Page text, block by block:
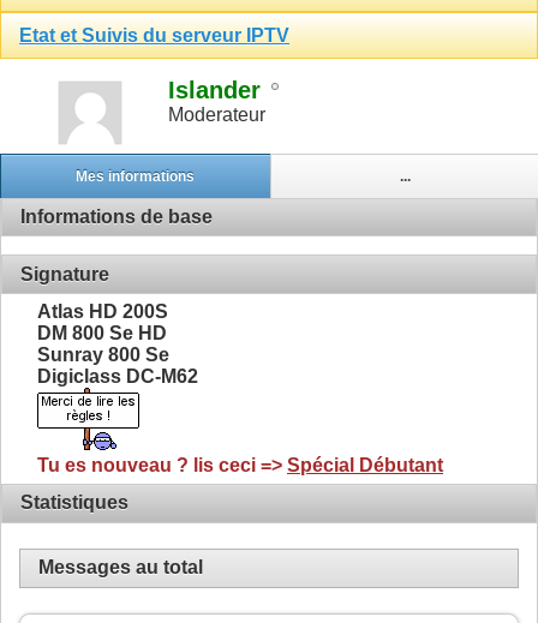
Etat et Suivis du serveur IPTV
Islander
Moderateur
Mes informations ...
Informations de base
Signature
Atlas HD 200S
DM 800 Se HD
Sunray 800 Se
Digiclass DC-M62
Tu es nouveau ? lis ceci => Spécial Débutant
Statistiques
Messages au total